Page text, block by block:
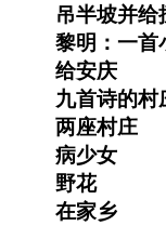
吊半坡并给
黎明：一首
给安庆
九首诗的村
两座村庄
病少女
野花
在家乡